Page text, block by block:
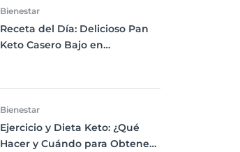
Bienestar
Receta del Día: Delicioso Pan
Keto Casero Bajo en
Bienestar
Ejercicio y Dieta Keto: ¿Qué
Hacer y Cuándo para Obtener